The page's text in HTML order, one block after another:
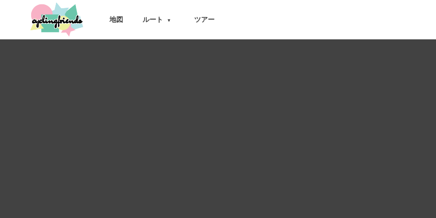
cyclingfriends 地図 ルート ▾ ツアー